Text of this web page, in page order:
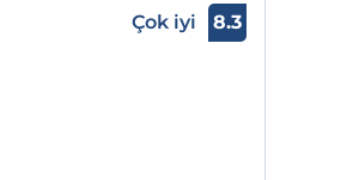
Çok iyi 8.3